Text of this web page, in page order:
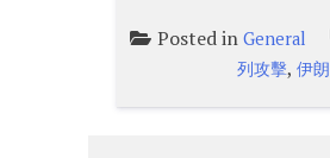
Posted in General
列攻擊,伊朗